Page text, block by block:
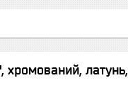
хромований, латунь,